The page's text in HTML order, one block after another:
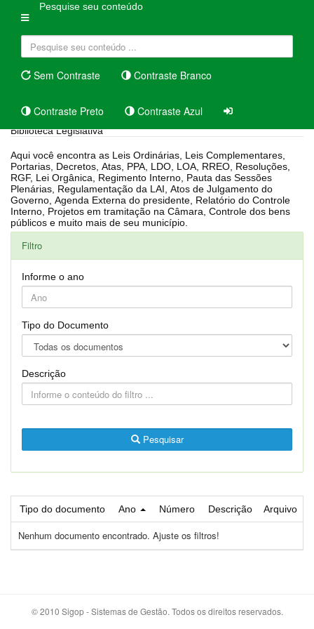
Pesquise seu conteúdo
Sem Contraste Contraste Branco
Contraste Preto Contraste Azul
Biblioteca Legislativa
Aqui você encontra as Leis Ordinárias, Leis Complementares,
Portarias, Decretos, Atas, PPA, LDO, LOA, RREO, Resoluções,
RGF, Lei Orgânica, Regimento Interno, Pauta das Sessões
Plenárias, Regulamentação da LAI, Atos de Julgamento do
Governo, Agenda Externa do presidente, Relatório do Controle
Interno, Projetos em tramitação na Câmara, Controle dos bens
públicos e muito mais de seu município.
Filtro
Informe o ano
Tipo do Documento
Descrição
Pesquisar
Tipo do documento Ano Número Descrição Arquivo
Nenhum documento encontrado. Ajuste os filtros!
© 2010 Sigop - Sistemas de Gestão. Todos os direitos reservados.